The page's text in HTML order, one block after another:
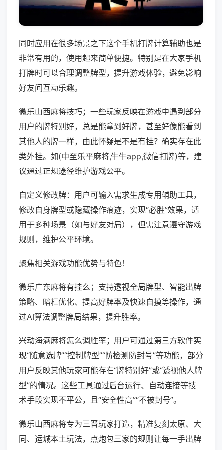
同时应用在很多场景之下这个手机打牌计算辅助也是
非常有用的，使用起来简单便捷。特别是在大家手机
打牌时可以合理调整牌型，提升游戏体验，避免影响
好友间互动乐趣。
微乐山西麻将技巧；一些玩家反映在游戏中遇到部分
用户的牌特别好，总是能拿到好牌，甚至好像能看到
其他人的牌一样，由此怀疑是不是有挂？确实存在此
类外挂。如(中至乐平麻将,牛牛app,微信打牌)等，建
议通过正规途径维护游戏公平。
自定义修改牌：用户可输入需求生成专用辅助工具，
修改自身牌型或隐藏操作痕迹，实现“必胜”效果，适
用于多种场景（如与好友对局），但需注意遵守游戏
规则，维护公平环境。
聚焦相关游戏功能优势与特色！
微乐广东麻将有挂么；支持透视全局牌型、智能出牌
策略、暗杠优化、提高好牌率及快速自摸等操作，通
过AI算法调整牌局结果，提升胜率。
兴动海满麻将怎么调胜率；用户可通过第三方软件实
现“随意选牌”“控制牌型”“防检测防封号”等功能，部分
用户反映其他玩家可能存在“牌特别好”或“透视他人牌
型”的情况。这些工具通过后台运行、自动连接等技
术手段实现不平公，且“安全性高”“不被封号”。
微乐山西麻将专为三晋玩家打造，精准复刻太原、大
同、运城本土玩法，点炮包三家的规则让每一手出牌